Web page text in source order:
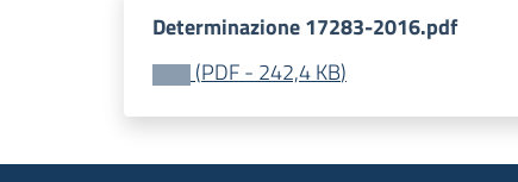
Determinazione 17283-2016.pdf
(PDF- 242,4 KB)